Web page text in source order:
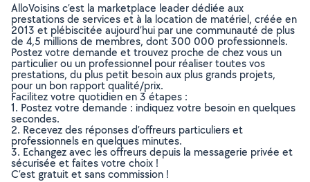
AlloVoisins c’est la marketplace leader dédiée aux
prestations de services et à la location de matériel, créée en
2013 et plébiscitée aujourd’hui par une communauté de plus
de 4,5 millions de membres, dont 300 000 professionnels.
Postez votre demande et trouvez proche de chez vous un
particulier ou un professionnel pour réaliser toutes vos
prestations, du plus petit besoin aux plus grands projets,
pour un bon rapport qualité/prix.
Facilitez votre quotidien en 3 étapes :
1. Postez votre demande : indiquez votre besoin en quelques
secondes.
2. Recevez des réponses d’offreurs particuliers et
professionnels en quelques minutes.
3. Echangez avec les offreurs depuis la messagerie privée et
sécurisée et faites votre choix !
C’est gratuit et sans commission !